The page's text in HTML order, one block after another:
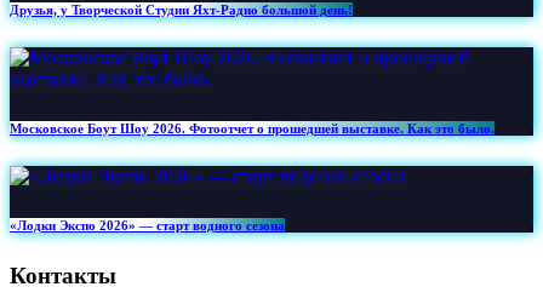
Друзья, у Творческой Студии Яхт‑Радио большой день!
Московское Боут Шоу 2026. Фотоотчет о прошедшей выставке. Как это было.
«Лодки Экспо 2026» — старт водного сезона
Контакты